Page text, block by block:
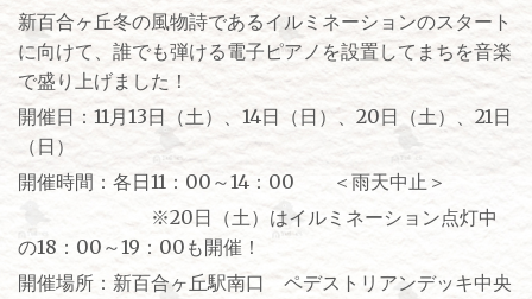
新百合ヶ丘冬の風物詩であるイルミネーションのスタート
に向けて、誰でも弾ける電子ピアノを設置してまちを音楽
で盛り上げました！
開催日：11月13日（土）、14日（日）、20日（土）、21日
（日）
開催時間：各日11：00～14：00 ＜雨天中止＞
※20日（土）はイルミネーション点灯中
の18：00～19：00も開催！
開催場所：新百合ヶ丘駅南口 ペデストリアンデッキ中央